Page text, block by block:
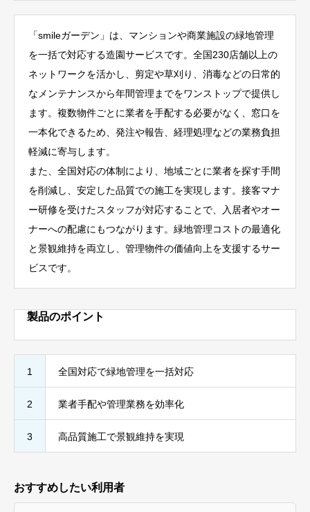
「smileガーデン」は、マンションや商業施設の緑地管理
を一括で対応する造園サービスです。全国230店舗以上の
ネットワークを活かし、剪定や草刈り、消毒などの日常的
なメンテナンスから年間管理までをワンストップで提供し
ます。複数物件ごとに業者を手配する必要がなく、窓口を
一本化できるため、発注や報告、経理処理などの業務負担
軽減に寄与します。
また、全国対応の体制により、地域ごとに業者を探す手間
を削減し、安定した品質での施工を実現します。接客マナ
ー研修を受けたスタッフが対応することで、入居者やオー
ナーへの配慮にもつながります。緑地管理コストの最適化
と景観維持を両立し、管理物件の価値向上を支援するサー
ビスです。
製品のポイント
1 全国対応で緑地管理を一括対応
2 業者手配や管理業務を効率化
3 高品質施工で景観維持を実現
おすすめしたい利用者